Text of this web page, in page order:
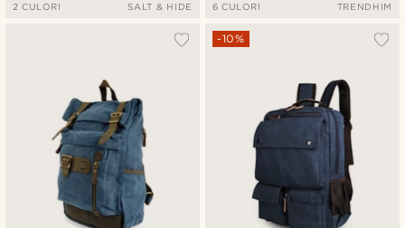
2 CULORI SALT & HIDE 6 CULORI TRENDHIM
-10%